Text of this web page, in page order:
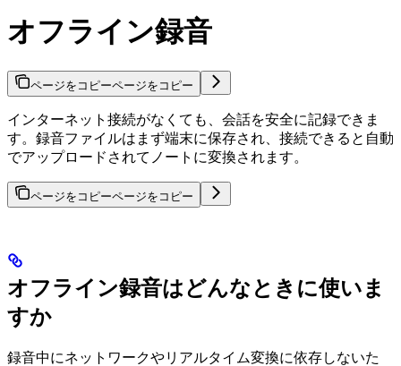
オフライン録音
ページをコピーページをコピー
インターネット接続がなくても、会話を安全に記録できま
す。録音ファイルはまず端末に保存され、接続できると自動
でアップロードされてノートに変換されます。
ページをコピーページをコピー
オフライン録音はどんなときに使いま
すか
録音中にネットワークやリアルタイム変換に依存しないた